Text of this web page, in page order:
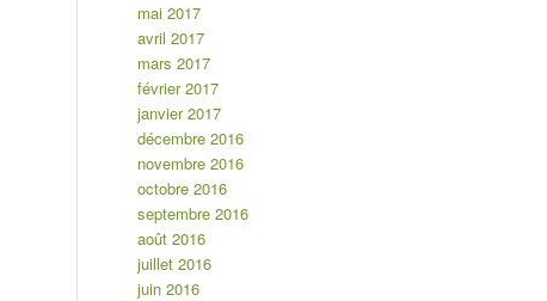
mai 2017
avril 2017
mars 2017
février 2017
janvier 2017
décembre 2016
novembre 2016
octobre 2016
septembre 2016
août 2016
juillet 2016
juin 2016